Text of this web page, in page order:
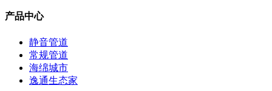
产品中心
静音管道
常规管道
海绵城市
逸通生态家